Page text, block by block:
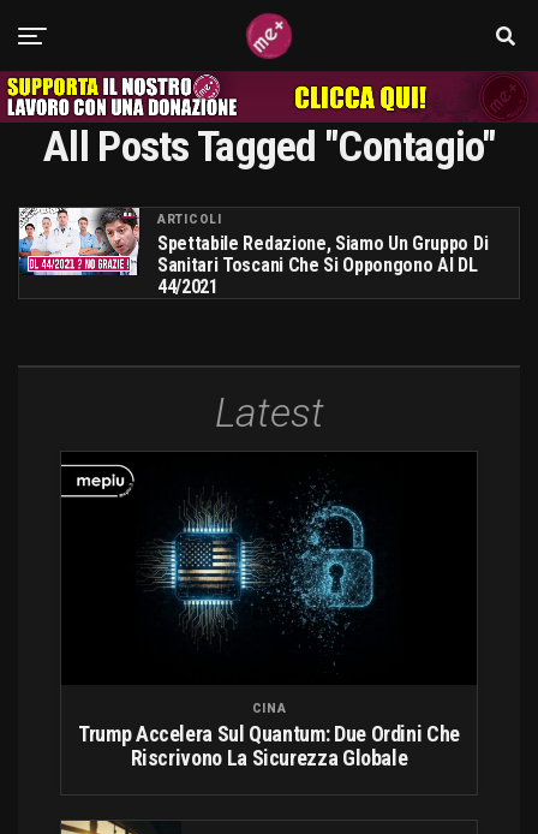
All Posts Tagged "contagio"
ARTICOLI
Spettabile Redazione, Siamo Un Gruppo Di
Sanitari Toscani Che Si Oppongono Al DL
44/2021
Latest
CINA
Trump Accelera Sul Quantum: Due Ordini Che
Riscrivono La Sicurezza Globale